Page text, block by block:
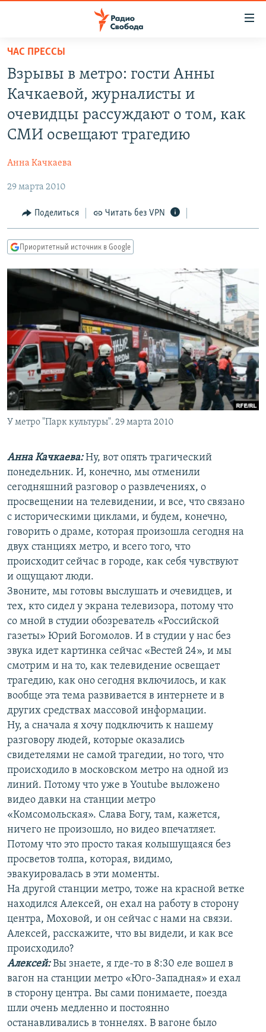
упрощенного
доступа
Вернуться
основному
содержанию
навигации
Вернутся
поиску
ПОДКАСТЫ
АВТОРСКИЕ ПРОЕКТЫ
ЦИТАТЫ СВОБОДЫ
IDEL.РЕАЛИИ
КАВКАЗ.РЕАЛИИ
СИБИРЬ.РЕАЛИИ
РАСПИСАНИЕ ВЕЩАНИЯ
ПОДПИШИТЕСЬ НА РАССЫЛКУ
СОЦИАЛЬНЫЕ СЕТИ
Все сайты РСЕ/РС
ЧАС ПРЕССЫ
Взрывы в метро: гости Анны
Качкаевой, журналисты и
очевидцы рассуждают о том, как
СМИ освещают трагедию
Анна Качкаева
29 марта 2010
Поделиться Читать без VPN
Приоритетный источник в Google
У метро "Парк культуры". 29 марта 2010
Анна Качкаева:Ну, вот опять трагический
понедельник. И, конечно, мы отменили
сегодняшний разговор о развлечениях, о
просвещении на телевидении, и все, что связано
с историческими циклами, и будем, конечно,
говорить о драме, которая произошла сегодня на
двух станциях метро, и всего того, что
происходит сейчас в городе, как себя чувствуют
и ощущают люди.
Звоните, мы готовы выслушать и очевидцев, и
тех, кто сидел у экрана телевизора, потому что
со мной в студии обозреватель «Российской
газеты» Юрий Богомолов. И в студии у нас без
звука идет картинка сейчас «Вестей 24», и мы
смотрим и на то, как телевидение освещает
трагедию, как оно сегодня включилось, и как
вообще эта тема развивается в интернете и в
других средствах массовой информации.
Ну, а сначала я хочу подключить к нашему
разговору людей, которые оказались
свидетелями не самой трагедии, но того, что
происходило в московском метро на одной из
линий. Потому что уже в Youtube выложено
видео давки на станции метро
«Комсомольская». Слава Богу, там, кажется,
ничего не произошло, но видео впечатляет.
Потому что это просто такая колышущаяся без
просветов толпа, которая, видимо,
эвакуировалась в эти моменты.
На другой станции метро, тоже на красной ветке
находился Алексей, он ехал на работу в сторону
центра, Моховой, и он сейчас с нами на связи.
Алексей, расскажите, что вы видели, и как все
происходило?
Алексей:Вы знаете, я где-то в 8:30 еле вошел в
вагон на станции метро «Юго-Западная» и ехал
в сторону центра. Вы сами понимаете, поезда
шли очень медленно и постоянно
останавливались в тоннелях. В вагоне было